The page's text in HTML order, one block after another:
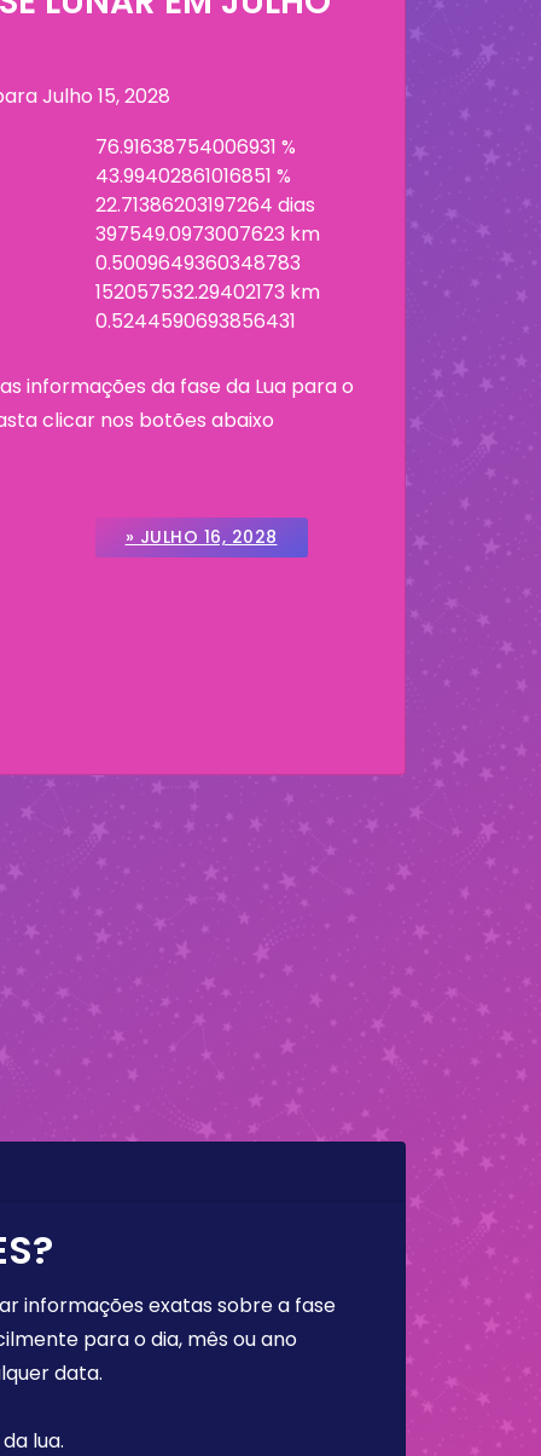
Julho 15, 2028
76.91638754006931 %
43.99402861016851 %
22.71386203197264 dias
397549.0973007623 km
0.5009649360348783
152057532.29402173 km
0.5244590693856431
informações da fase da Lua para o
clicar nos botões abaixo
» JULHO 16, 2028
informações exatas sobre a fase
para o dia, mês ou ano
data.
lua.